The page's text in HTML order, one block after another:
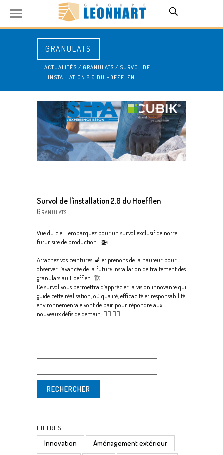
GRANULATS
ACTUALITÉS / GRANULATS / SURVOL DE
L'INSTALLATION 2.0 DU HOEFFLEN
Survol de l'installation 2.0 du Hoefflen
Granulats
Vue du ciel : embarquez pour un survol exclusif de notre
futur site de production ! 🚁
Attachez vos ceintures 💺 et prenons de la hauteur pour
observer l’avancée de la future installation de traitement des
granulats au Hoefflen. 🏗
Ce survol vous permettra d’apprécier la vision innovante qui
guide cette réalisation, où qualité, efficacité et responsabilité
environnementale vont de pair pour répondre aux
nouveaux défis de demain. 👷‍♀️ 👷‍♂️
FILTRES
Innovation
Aménagement extérieur